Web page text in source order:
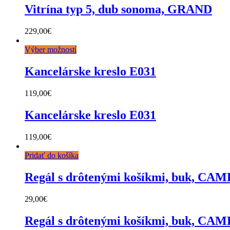
Vitrína typ 5, dub sonoma, GRAND
229,00€
Výber možností
Kancelárske kreslo E031
119,00€
Kancelárske kreslo E031
119,00€
Pridať do košíka
Regál s drôtenými košíkmi, buk,
29,00€
Regál s drôtenými košíkmi, buk,